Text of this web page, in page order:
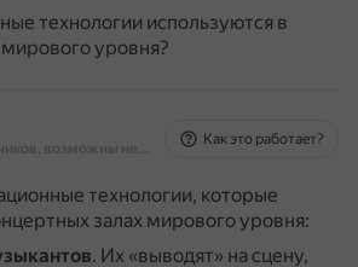
технологии используются в
уровня?
На основе источников, возможны неточности
Как это работает?
технологии, которые
залах мирового уровня:
. Их «выводят» на сцену,